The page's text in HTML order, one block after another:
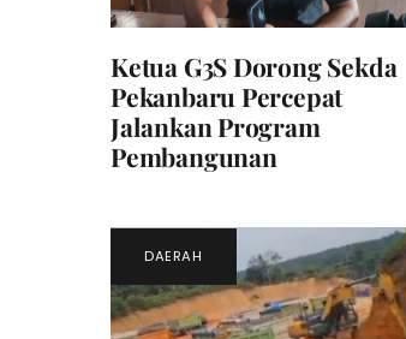
Ketua G3S Dorong Sekda
Pekanbaru Percepat
Jalankan Program
Pembangunan
DAERAH